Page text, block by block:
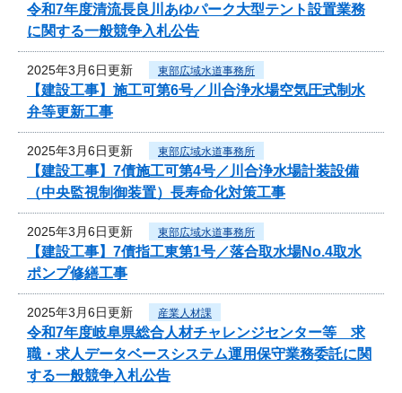
令和7年度清流長良川あゆパーク大型テント設置業務
に関する一般競争入札公告
2025年3月6日更新 東部広域水道事務所
【建設工事】施工可第6号／川合浄水場空気圧式制水
弁等更新工事
2025年3月6日更新 東部広域水道事務所
【建設工事】7債施工可第4号／川合浄水場計装設備
（中央監視制御装置）長寿命化対策工事
2025年3月6日更新 東部広域水道事務所
【建設工事】7債指工東第1号／落合取水場No.4取水
ポンプ修繕工事
2025年3月6日更新 産業人材課
令和7年度岐阜県総合人材チャレンジセンター等 求
職・求人データベースシステム運用保守業務委託に関
する一般競争入札公告